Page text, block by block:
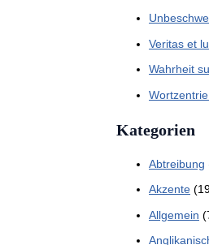
Veritas et
Wahrheit
Kategorien
Abtreibung
Akzente
Allgemein